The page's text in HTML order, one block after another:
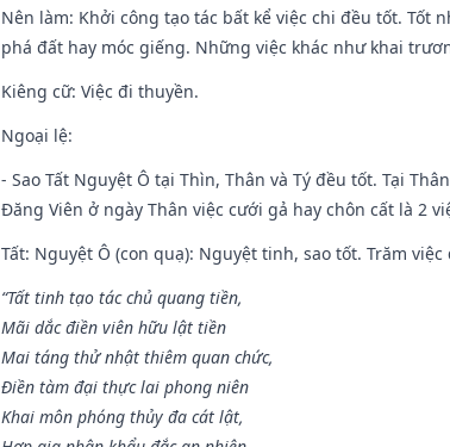
Nên làm: Khởi công tạo tác bất kể việc chi đều tốt. Tốt
phá đất hay móc giếng. Những việc khác như khai
Kiêng cữ: Việc đi thuyền.
Ngoại lệ:
- Sao Tất Nguyệt Ô tại Thìn, Thân và Tý đều tốt. Tại
Đăng Viên ở ngày Thân việc cưới gả hay chôn cất là 2
Tất: Nguyệt Ô (con quạ): Nguyệt tinh, sao tốt. Trăm
“Tất tinh tạo tác chủ quang tiền,
Mãi dắc điền viên hữu lật tiền
Mai táng thử nhật thiêm quan chức,
Điền tàm đại thực lai phong niên
Khai môn phóng thủy đa cát lật,